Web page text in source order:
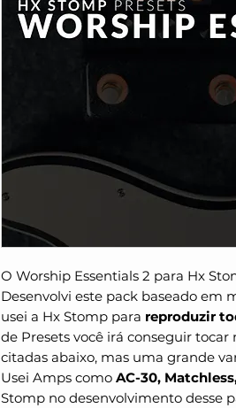
O Worship Essentials 2 para Hx
Desenvolvi este pack baseado em
usei a Hx Stomp para reproduzir
de Presets você irá conseguir tocar
citadas abaixo, mas uma grande
Usei Amps como AC-30,
Stomp no desenvolvimento desse